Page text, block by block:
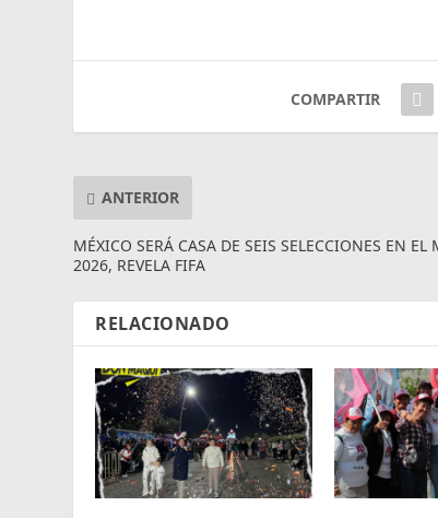
COMPARTIR
ANTERIOR
MÉXICO SERÁ CASA DE SEIS SELECCIONES EN EL
2026, REVELA FIFA
RELACIONADO